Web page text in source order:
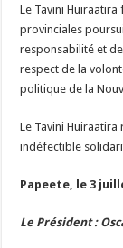
Le Tavini
provinciales
responsabilité et
respect de la
politique de la
Le Tavini Huiraatira
indéfectible
Papeete, le 3
Le Président :